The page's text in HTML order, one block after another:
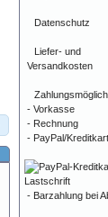
Datenschutz
Liefer- und
Versandkosten
- Vorkasse
- Rechnung
- PayPal/
- Barzahlung bei